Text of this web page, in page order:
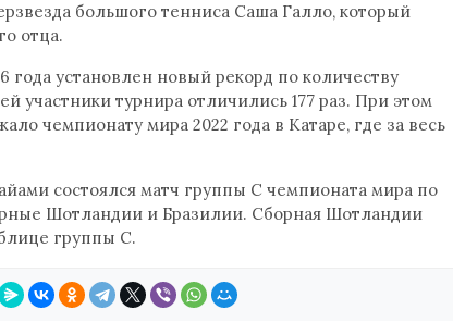
большого тенниса Саша Галло, который
отца.
года установлен новый рекорд по количеству
участники турнира отличились 177 раз. При этом
чемпионату мира 2022 года в Катаре, где за весь
состоялся матч группы С чемпионата мира по
Шотландии и Бразилии. Сборная Шотландии
группы С.